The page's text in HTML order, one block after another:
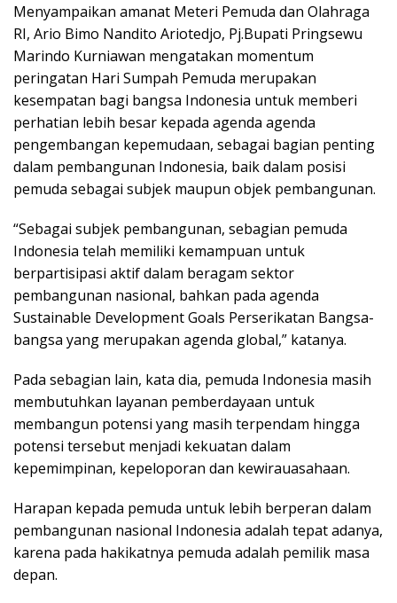
Menyampaikan amanat Meteri Pemuda dan Olahraga
RI, Ario Bimo Nandito Ariotedjo, Pj.Bupati Pringsewu
Marindo Kurniawan mengatakan momentum
peringatan Hari Sumpah Pemuda merupakan
kesempatan bagi bangsa Indonesia untuk memberi
perhatian lebih besar kepada agenda agenda
pengembangan kepemudaan, sebagai bagian penting
dalam pembangunan Indonesia, baik dalam posisi
pemuda sebagai subjek maupun objek pembangunan.
“Sebagai subjek pembangunan, sebagian pemuda
Indonesia telah memiliki kemampuan untuk
berpartisipasi aktif dalam beragam sektor
pembangunan nasional, bahkan pada agenda
Sustainable Development Goals Perserikatan Bangsa-
bangsa yang merupakan agenda global,” katanya.
Pada sebagian lain, kata dia, pemuda Indonesia masih
membutuhkan layanan pemberdayaan untuk
membangun potensi yang masih terpendam hingga
potensi tersebut menjadi kekuatan dalam
kepemimpinan, kepeloporan dan kewirauasahaan.
Harapan kepada pemuda untuk lebih berperan dalam
pembangunan nasional Indonesia adalah tepat adanya,
karena pada hakikatnya pemuda adalah pemilik masa
depan.